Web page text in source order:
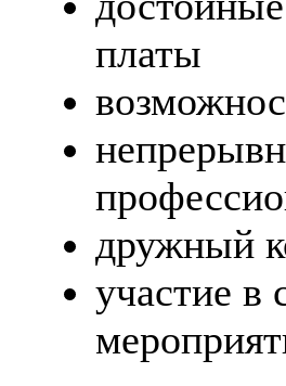
платы
дружный
участие в